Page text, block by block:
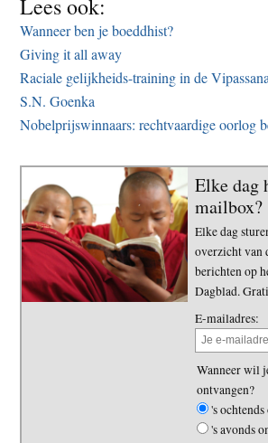
Lees ook:
Wanneer ben je boeddhist?
Giving it all away
Raciale gelijkheids-training in de
S.N. Goenka
Nobelprijswinnaars: rechtvaardige oorlog
Elke dag
mailbox?
Elke dag
overzicht van
berichten op
Dagblad.
E-mailadres:
Wanneer wil
ontvangen?
's
's avonds